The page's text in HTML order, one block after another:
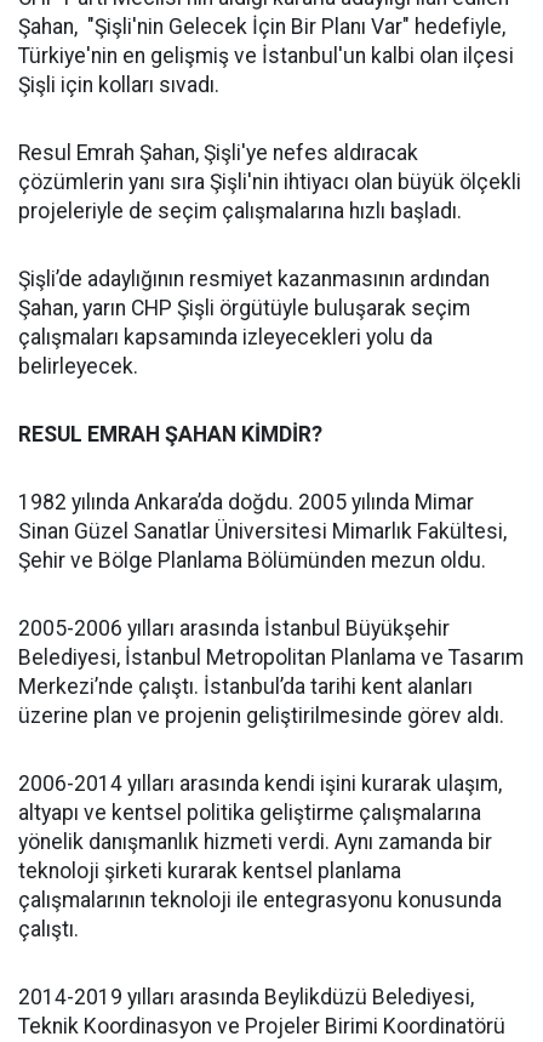
Şahan, "Şişli'nin Gelecek İçin Bir Planı Var" hedefiyle,
Türkiye'nin en gelişmiş ve İstanbul'un kalbi olan ilçesi
Şişli için kolları sıvadı.
Resul Emrah Şahan, Şişli'ye nefes aldıracak
çözümlerin yanı sıra Şişli'nin ihtiyacı olan büyük ölçekli
projeleriyle de seçim çalışmalarına hızlı başladı.
Şişli’de adaylığının resmiyet kazanmasının ardından
Şahan, yarın CHP Şişli örgütüyle buluşarak seçim
çalışmaları kapsamında izleyecekleri yolu da
belirleyecek.
RESUL EMRAH ŞAHAN KİMDİR?
1982 yılında Ankara’da doğdu. 2005 yılında Mimar
Sinan Güzel Sanatlar Üniversitesi Mimarlık Fakültesi,
Şehir ve Bölge Planlama Bölümünden mezun oldu.
2005-2006 yılları arasında İstanbul Büyükşehir
Belediyesi, İstanbul Metropolitan Planlama ve Tasarım
Merkezi’nde çalıştı. İstanbul’da tarihi kent alanları
üzerine plan ve projenin geliştirilmesinde görev aldı.
2006-2014 yılları arasında kendi işini kurarak ulaşım,
altyapı ve kentsel politika geliştirme çalışmalarına
yönelik danışmanlık hizmeti verdi. Aynı zamanda bir
teknoloji şirketi kurarak kentsel planlama
çalışmalarının teknoloji ile entegrasyonu konusunda
çalıştı.
2014-2019 yılları arasında Beylikdüzü Belediyesi,
Teknik Koordinasyon ve Projeler Birimi Koordinatörü